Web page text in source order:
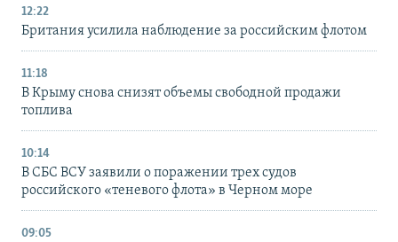
12:22
Британия усилила наблюдение за российским флотом
11:18
В Крыму снова снизят объемы свободной продажи
топлива
10:14
В СБС ВСУ заявили о поражении трех судов
российского «теневого флота» в Черном море
09:05